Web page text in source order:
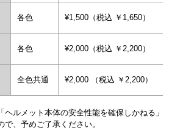
ルメット本体の安全性能を確保しかねる」
、予めご了承ください。
各色 ¥1,500（税込 ￥1,650）
各色 ¥2,000（税込 ￥2,200）
全色共通 ¥2,000 （税込 ￥2,200）